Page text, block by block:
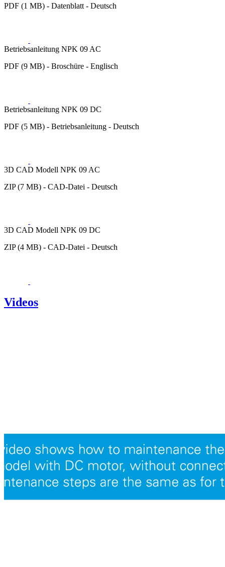
PDF (1 MB) - Datenblatt - Deutsch
Betriebsanleitung NPK 09 AC
PDF (9 MB) - Broschüre - Englisch
Betriebsanleitung NPK 09 DC
PDF (5 MB) - Betriebsanleitung - Deutsch
3D CAD Modell NPK 09 AC
ZIP (7 MB) - CAD-Datei - Deutsch
3D CAD Modell NPK 09 DC
ZIP (4 MB) - CAD-Datei - Deutsch
Videos